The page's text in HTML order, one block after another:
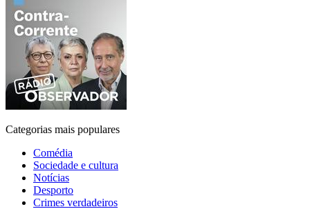
Categorias mais populares
Comédia
Sociedade e cultura
Notícias
Desporto
Crimes verdadeiros